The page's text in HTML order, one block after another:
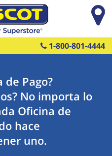
1-800-801-4444
de Pago?
No importa lo
Oficina de
hace
uno.